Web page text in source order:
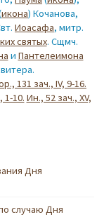
икона) Кочанова,
Иоасафа, митр.
святых. Сщмч.
и Пантелеимона
131 зач., IV, 9-16.
1-10. Ин., 52 зач., XV,
Дня
случаю Дня